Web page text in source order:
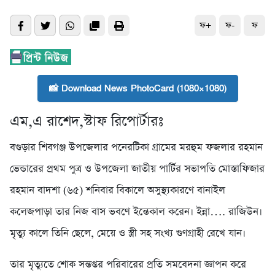
ফ+ ফ- ফ
📸 Download News PhotoCard (1080×1080)
এম,এ রাশেদ,স্টাফ রিপোর্টারঃ
বগুড়ার শিবগঞ্জ উপজেলার পনেরটিকা গ্রামের মরহুম ফজলার রহমান
ভেন্ডারের প্রথম পুত্র ও উপজেলা জাতীয় পার্টির সভাপতি মোস্তাফিজার
রহমান বাদশা (৬৫) শনিবার বিকালে অসুস্থ্যকারণে বানাইল
কলেজপাড়া তার নিজ বাস ভবণে ইন্তেকাল করেন। ইন্না…. রাজিউন।
মৃত্যু কালে তিনি ছেলে, মেয়ে ও স্ত্রী সহ সংখ্য গুণগ্রাহী রেখে যান।
তার মৃত্যুতে শোক সন্তপ্তর পরিবারের প্রতি সমবেদনা জ্ঞাপন করে